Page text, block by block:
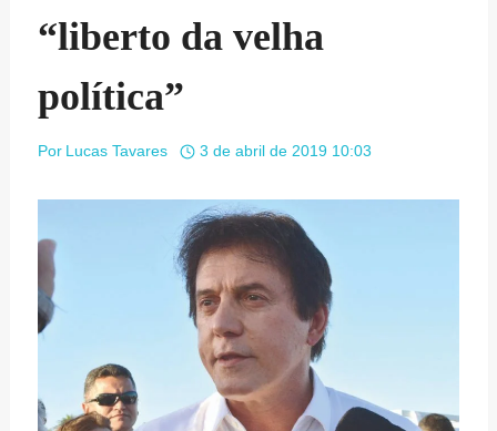
“liberto da velha
política”
Por Lucas Tavares 3 de abril de 2019 10:03